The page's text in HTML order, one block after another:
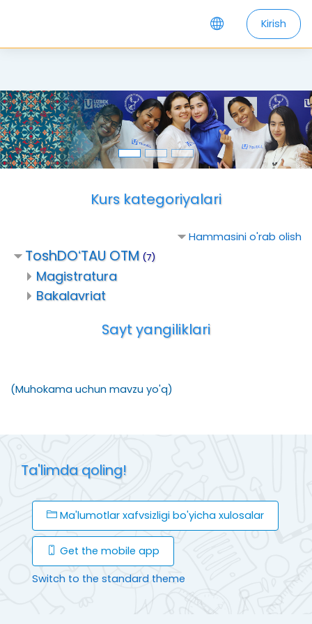
Kirish
Asosiy mundarijaga o'tish
Kurs kategoriyalari
Hammasini o'rab olish
ToshDOʻTAU OTM (7)
Magistratura
Bakalavriat
Sayt yangiliklari
(Muhokama uchun mavzu yo'q)
Ta'limda qoling!
Ma'lumotlar xafvsizligi bo'yicha xulosalar
Get the mobile app
Switch to the standard theme